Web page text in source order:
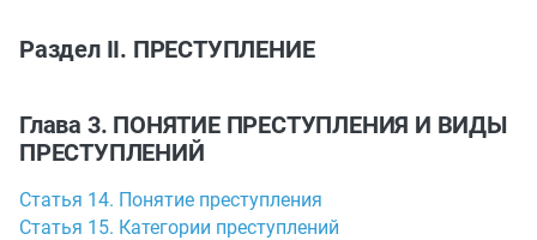
Раздел II. ПРЕСТУПЛЕНИЕ
Глава 3. ПОНЯТИЕ ПРЕСТУПЛЕНИЯ И ВИДЫ
ПРЕСТУПЛЕНИЙ
Статья 14. Понятие преступления
Статья 15. Категории преступлений